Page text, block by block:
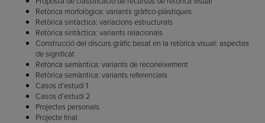
Retòrica morfològica: variants gràfico-plàstiques
Retòrica sintàctica: variacions estructurals
Retòrica sintàctica: variants relacionals
Construcció del discurs gràfic basat en la retòrica visual: aspectes
de significat
Retòrica semàntica: variants de reconeixement
Retòrica semàntica: variants referencials
Casos d’estudi 1
Casos d’estudi 2
Projectes personals
Projecte final